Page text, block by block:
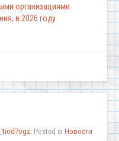
организациями
в 2026 году
. Posted in Новости